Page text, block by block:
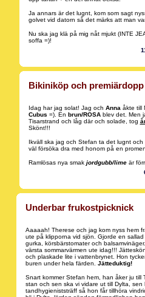
Ja annars är det lugnt, kom som sagt
golvet vid datorn så det märks att man
Nu ska jag klä på mig nåt mjukt (INTE
soffa =)!
Bikiniköp och premiärdopp
Idag har jag solat! Jag och Anna åkte till
Cubus =). En brun/ROSAblev det. Men
Tisarstrand och låg där och solade, tog
Skönt!!!
Ikväll ska jag och Stefan ta det lugnt
väl försöka dra med honom på en
Ramlösas nya smakjordgubb/limeär
Underbar frukostpicknick
Aaaaah! Therese och jag kom nyss hem
ute på klipporna vid sjön. Gjorde en
gurka, körsbärstomater och
värsta sommarvärmen ute idag!!!
och plaskade lite i vattenbrynet. Hon
buren under hela färden. Jätteduktig!
Snart kommer Stefan hem, han åker ju till
stan och sen ska vi vidare ut till Dylta,
tandhygieniststräff så hon får tillhöra